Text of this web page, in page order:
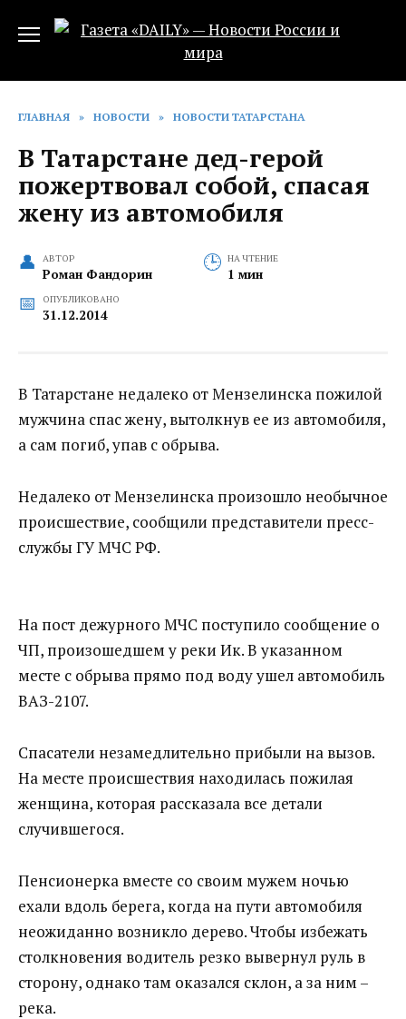
ГЛАВНАЯ » НОВОСТИ » НОВОСТИ ТАТАРСТАНА
В Татарстане дед-герой
пожертвовал собой, спасая
жену из автомобиля
АВТОР
Роман Фандорин
НА ЧТЕНИЕ
1 мин
ОПУБЛИКОВАНО
31.12.2014
В Татарстане недалеко от Мензелинска пожилой
мужчина спас жену, вытолкнув ее из автомобиля,
а сам погиб, упав с обрыва.
Недалеко от Мензелинска произошло необычное
происшествие, сообщили представители пресс-
службы ГУ МЧС РФ.
На пост дежурного МЧС поступило сообщение о
ЧП, произошедшем у реки Ик. В указанном
месте с обрыва прямо под воду ушел автомобиль
ВАЗ-2107.
Спасатели незамедлительно прибыли на вызов.
На месте происшествия находилась пожилая
женщина, которая рассказала все детали
случившегося.
Пенсионерка вместе со своим мужем ночью
ехали вдоль берега, когда на пути автомобиля
неожиданно возникло дерево. Чтобы избежать
столкновения водитель резко вывернул руль в
сторону, однако там оказался склон, а за ним –
река.